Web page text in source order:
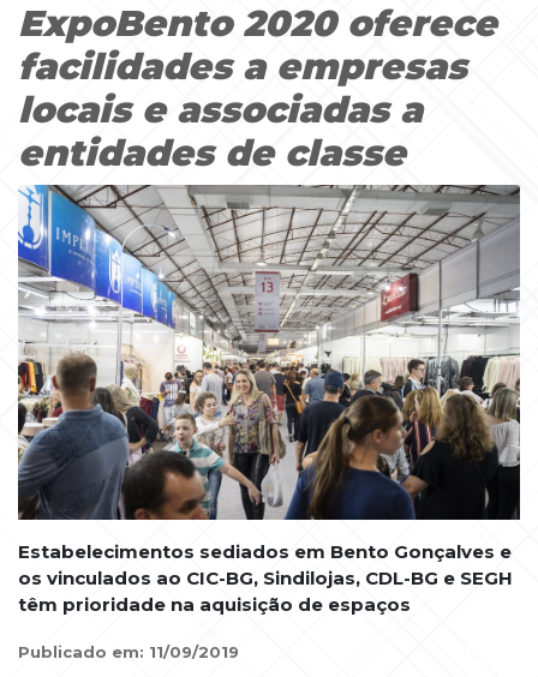
ExpoBento 2020 oferece
facilidades a empresas
locais e associadas a
entidades de classe
Estabelecimentos sediados em Bento Gonçalves e
os vinculados ao CIC-BG, Sindilojas, CDL-BG e SEGH
têm prioridade na aquisição de espaços
Publicado em: 11/09/2019